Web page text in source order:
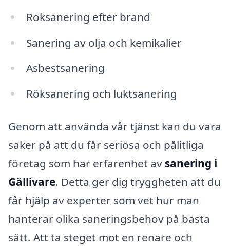
Röksanering efter brand
Sanering av olja och kemikalier
Asbestsanering
Röksanering och luktsanering
Genom att använda vår tjänst kan du vara
säker på att du får seriösa och pålitliga
företag som har erfarenhet av sanering i
Gällivare. Detta ger dig tryggheten att du
får hjälp av experter som vet hur man
hanterar olika saneringsbehov på bästa
sätt. Att ta steget mot en renare och